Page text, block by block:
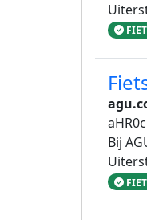
Bij